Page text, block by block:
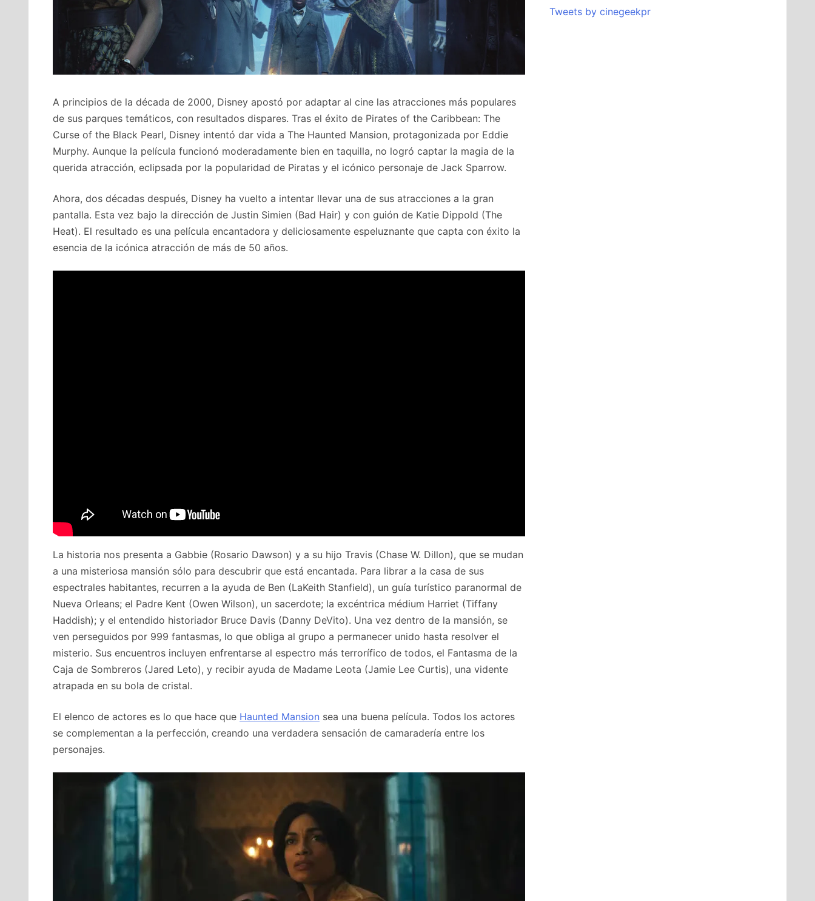
A principios de la década de 2000, Disney apostó por adaptar al cine las atracciones más populares
de sus parques temáticos, con resultados dispares. Tras el éxito de Pirates of the Caribbean: The
Curse of the Black Pearl, Disney intentó dar vida a The Haunted Mansion, protagonizada por Eddie
Murphy. Aunque la película funcionó moderadamente bien en taquilla, no logró captar la magia de la
querida atracción, eclipsada por la popularidad de Piratas y el icónico personaje de Jack Sparrow.
Ahora, dos décadas después, Disney ha vuelto a intentar llevar una de sus atracciones a la gran
pantalla. Esta vez bajo la dirección de Justin Simien (Bad Hair) y con guión de Katie Dippold (The
Heat). El resultado es una película encantadora y deliciosamente espeluznante que capta con éxito la
esencia de la icónica atracción de más de 50 años.
La historia nos presenta a Gabbie (Rosario Dawson) y a su hijo Travis (Chase W. Dillon), que se mudan
a una misteriosa mansión sólo para descubrir que está encantada. Para librar a la casa de sus
espectrales habitantes, recurren a la ayuda de Ben (LaKeith Stanfield), un guía turístico paranormal de
Nueva Orleans; el Padre Kent (Owen Wilson), un sacerdote; la excéntrica médium Harriet (Tiffany
Haddish); y el entendido historiador Bruce Davis (Danny DeVito). Una vez dentro de la mansión, se
ven perseguidos por 999 fantasmas, lo que obliga al grupo a permanecer unido hasta resolver el
misterio. Sus encuentros incluyen enfrentarse al espectro más terrorífico de todos, el Fantasma de la
Caja de Sombreros (Jared Leto), y recibir ayuda de Madame Leota (Jamie Lee Curtis), una vidente
atrapada en su bola de cristal.
El elenco de actores es lo que hace que Haunted Mansion sea una buena película. Todos los actores
se complementan a la perfección, creando una verdadera sensación de camaradería entre los
personajes.
Tweets by cinegeekpr